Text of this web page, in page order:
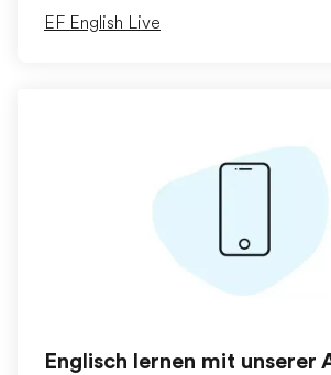
EF English Live
Englisch lernen mit unserer